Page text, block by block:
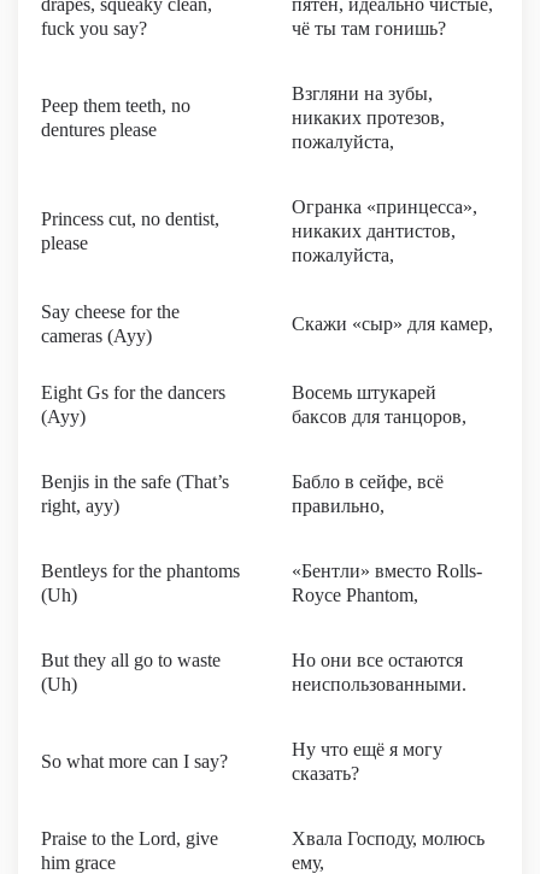
drapes, squeaky clean,
fuck you say?
пятен, идеально чистые,
чё ты там гонишь?
Peep them teeth, no
dentures please
Взгляни на зубы,
никаких протезов,
пожалуйста,
Princess cut, no dentist,
please
Огранка «принцесса»,
никаких дантистов,
пожалуйста,
Say cheese for the
cameras (Ayy)
Скажи «сыр» для камер,
Eight Gs for the dancers
(Ayy)
Восемь штукарей
баксов для танцоров,
Benjis in the safe (That’s
right, ayy)
Бабло в сейфе, всё
правильно,
Bentleys for the phantoms
(Uh)
«Бентли» вместо Rolls-
Royce Phantom,
But they all go to waste
(Uh)
Но они все остаются
неиспользованными.
So what more can I say?
Ну что ещё я могу
сказать?
Praise to the Lord, give
him grace
Хвала Господу, молюсь
ему,